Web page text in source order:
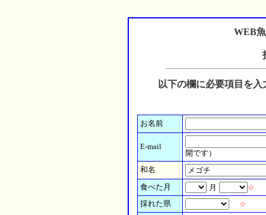
WEB
以下の欄に必要項目を
お名前
E-mail
開です）
和名
食べた月
月
☆
採れた県
☆